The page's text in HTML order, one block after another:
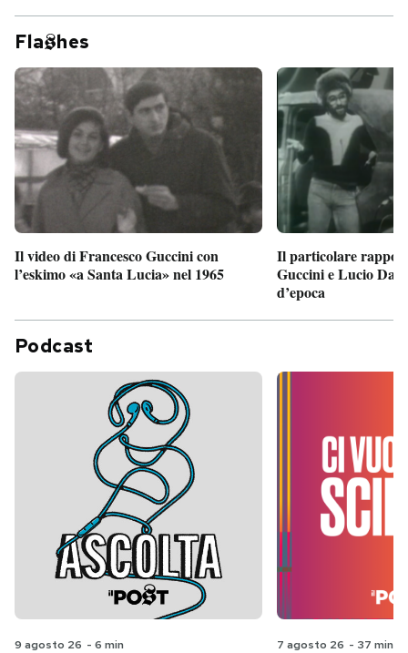
Fla hes
Il video di Francesco Guccini con
l’eskimo «a Santa Lucia» nel 1965
Il particolare
Guccini e Lucio
d’epoca
Podcast
9 agosto 26 - 6 min 7 agosto 26 - 37 min